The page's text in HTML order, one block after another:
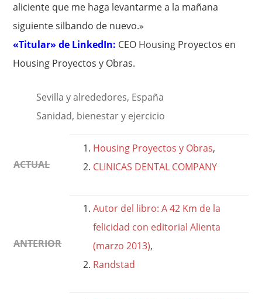
aliciente que me haga levantarme a la mañana
siguiente silbando de nuevo.»
«Titular» de LinkedIn: CEO Housing Proyectos en
Housing Proyectos y Obras.
Sevilla y alrededores, España
Sanidad, bienestar y ejercicio
ACTUAL
Housing Proyectos y Obras,
CLINICAS DENTAL COMPANY
ANTERIOR
Autor del libro: A 42 Km de la
felicidad con editorial Alienta
(marzo 2013),
Randstad